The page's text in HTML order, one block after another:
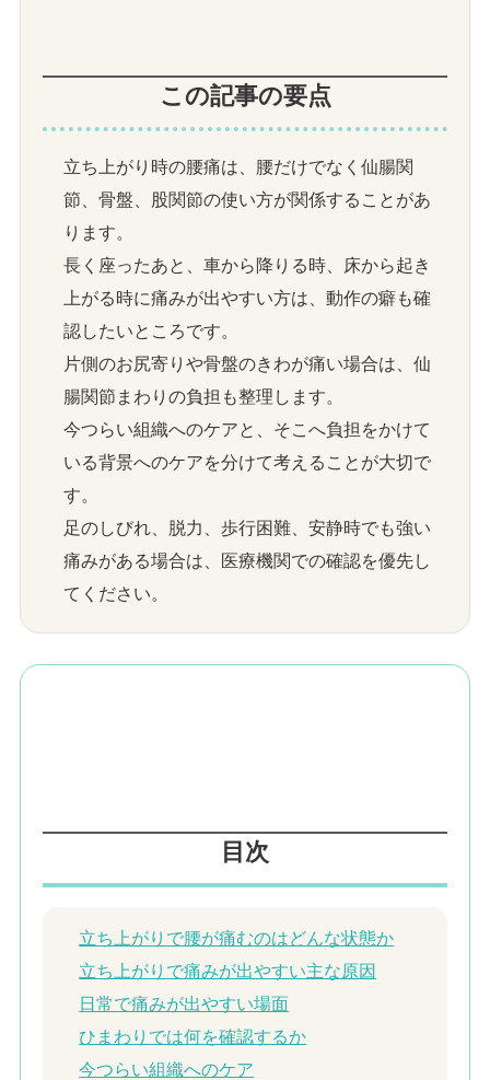
この記事の要点
立ち上がり時の腰痛は、腰だけでなく仙腸関
節、骨盤、股関節の使い方が関係することがあ
ります。
長く座ったあと、車から降りる時、床から起き
上がる時に痛みが出やすい方は、動作の癖も確
認したいところです。
片側のお尻寄りや骨盤のきわが痛い場合は、仙
腸関節まわりの負担も整理します。
今つらい組織へのケアと、そこへ負担をかけて
いる背景へのケアを分けて考えることが大切で
す。
足のしびれ、脱力、歩行困難、安静時でも強い
痛みがある場合は、医療機関での確認を優先し
てください。
目次
立ち上がりで腰が痛むのはどんな状態か
立ち上がりで痛みが出やすい主な原因
日常で痛みが出やすい場面
ひまわりでは何を確認するか
今つらい組織へのケア